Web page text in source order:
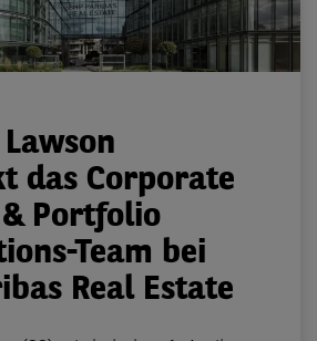
das Corporate
& Portfolio
Team bei
Real Estate